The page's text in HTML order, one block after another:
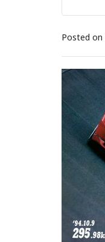
Posted on